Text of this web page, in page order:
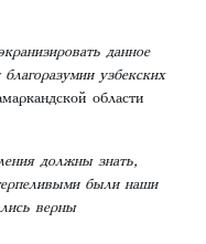
данное
узбекских
области
должны знать,
были наши
верны